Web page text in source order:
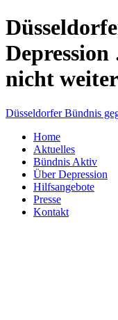
nicht weiter
Düsseldorfer Bündnis
Home
Aktuelles
Bündnis Aktiv
Über Depression
Hilfsangebote
Presse
Kontakt
Home
Aktuelles
Bündnis Aktiv